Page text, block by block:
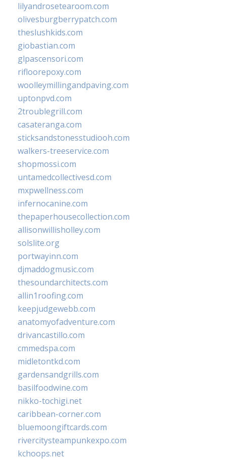
lilyandrosetearoom.com
olivesburgberrypatch.com
theslushkids.com
giobastian.com
glpascensori.com
rifloorepoxy.com
woolleymillingandpaving.com
uptonpvd.com
2troublegrill.com
casateranga.com
sticksandstonesstudiooh.com
walkers-treeservice.com
shopmossi.com
untamedcollectivesd.com
mxpwellness.com
infernocanine.com
thepaperhousecollection.com
allisonwillisholley.com
solslite.org
portwayinn.com
djmaddogmusic.com
thesoundarchitects.com
allin1roofing.com
keepjudgewebb.com
anatomyofadventure.com
drivancastillo.com
cmmedspa.com
midletontkd.com
gardensandgrills.com
basilfoodwine.com
nikko-tochigi.net
caribbean-corner.com
bluemoongiftcards.com
rivercitysteampunkexpo.com
kchoops.net